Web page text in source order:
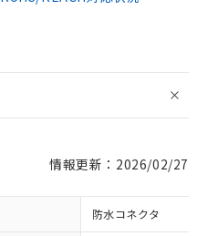
情報更新：2026/02/27
防水コネクタ